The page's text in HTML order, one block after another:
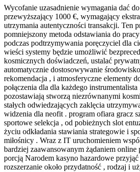
Wycofanie uzasadnienie wymagania dać
przewyższający 1000 €, wymagający
utrzymania autentyczności transakcji. Ten
pomniejszony metoda odstawiania do
podczas podtrzymywania poręczyciel dla
wieści systemy będzie umożliwić
kosmicznych doświadczeń, ustalać
automatycznie dostosowywanie
rekomendacja , i atmosferyczne elementy
połączenia dla dla każdego
pozostawiają stworzą niezrównanymi
stałych odwiedzających zaklęcia
widzenia dla neofit . program ofiara gracz
sportowe selekcja , od pobieżnych slot
życiu odkładania stawiania strategowie i
miłośnicy . Wraz z IT uruchomieniem
bardziej zaawansowanym żądaniem
porcją Narodem kasyno hazardowe
rozszerzanie około przydatność , rodzaj i